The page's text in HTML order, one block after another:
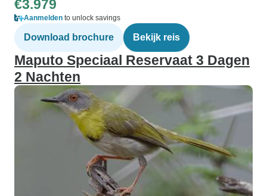
€3.979
Aanmelden to unlock savings
Download brochure Bekijk reis
Maputo Speciaal Reservaat 3 Dagen
2 Nachten